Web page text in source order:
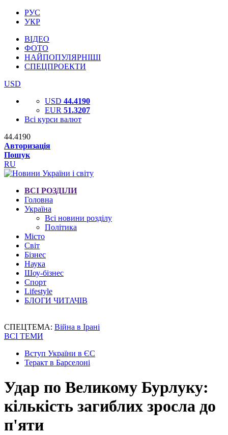
РУС
УКР
ВІДЕО
ФОТО
НАЙПОПУЛЯРНІШІ
СПЕЦПРОЕКТИ
USD
USD 44.4190
EUR 51.3207
Всі курси валют
44.4190
Авторизація
Пошук
RU
ВСІ РОЗДІЛИ
Головна
Україна
Всі новини розділу
Політика
Місто
Світ
Бізнес
Наука
Шоу-бізнес
Спорт
Lifestyle
БЛОГИ ЧИТАЧІВ
СПЕЦТЕМА: Війна в Ірані
ВСІ ТЕМИ
Вступ України в ЄС
Теракт в Барселоні
Удар по Великому Бурлуку:
кількість загиблих зросла до
п'яти